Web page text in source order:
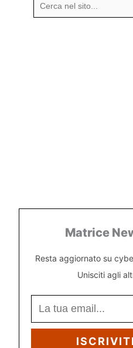
Matrice
Resta aggiornato su
Unisciti agli